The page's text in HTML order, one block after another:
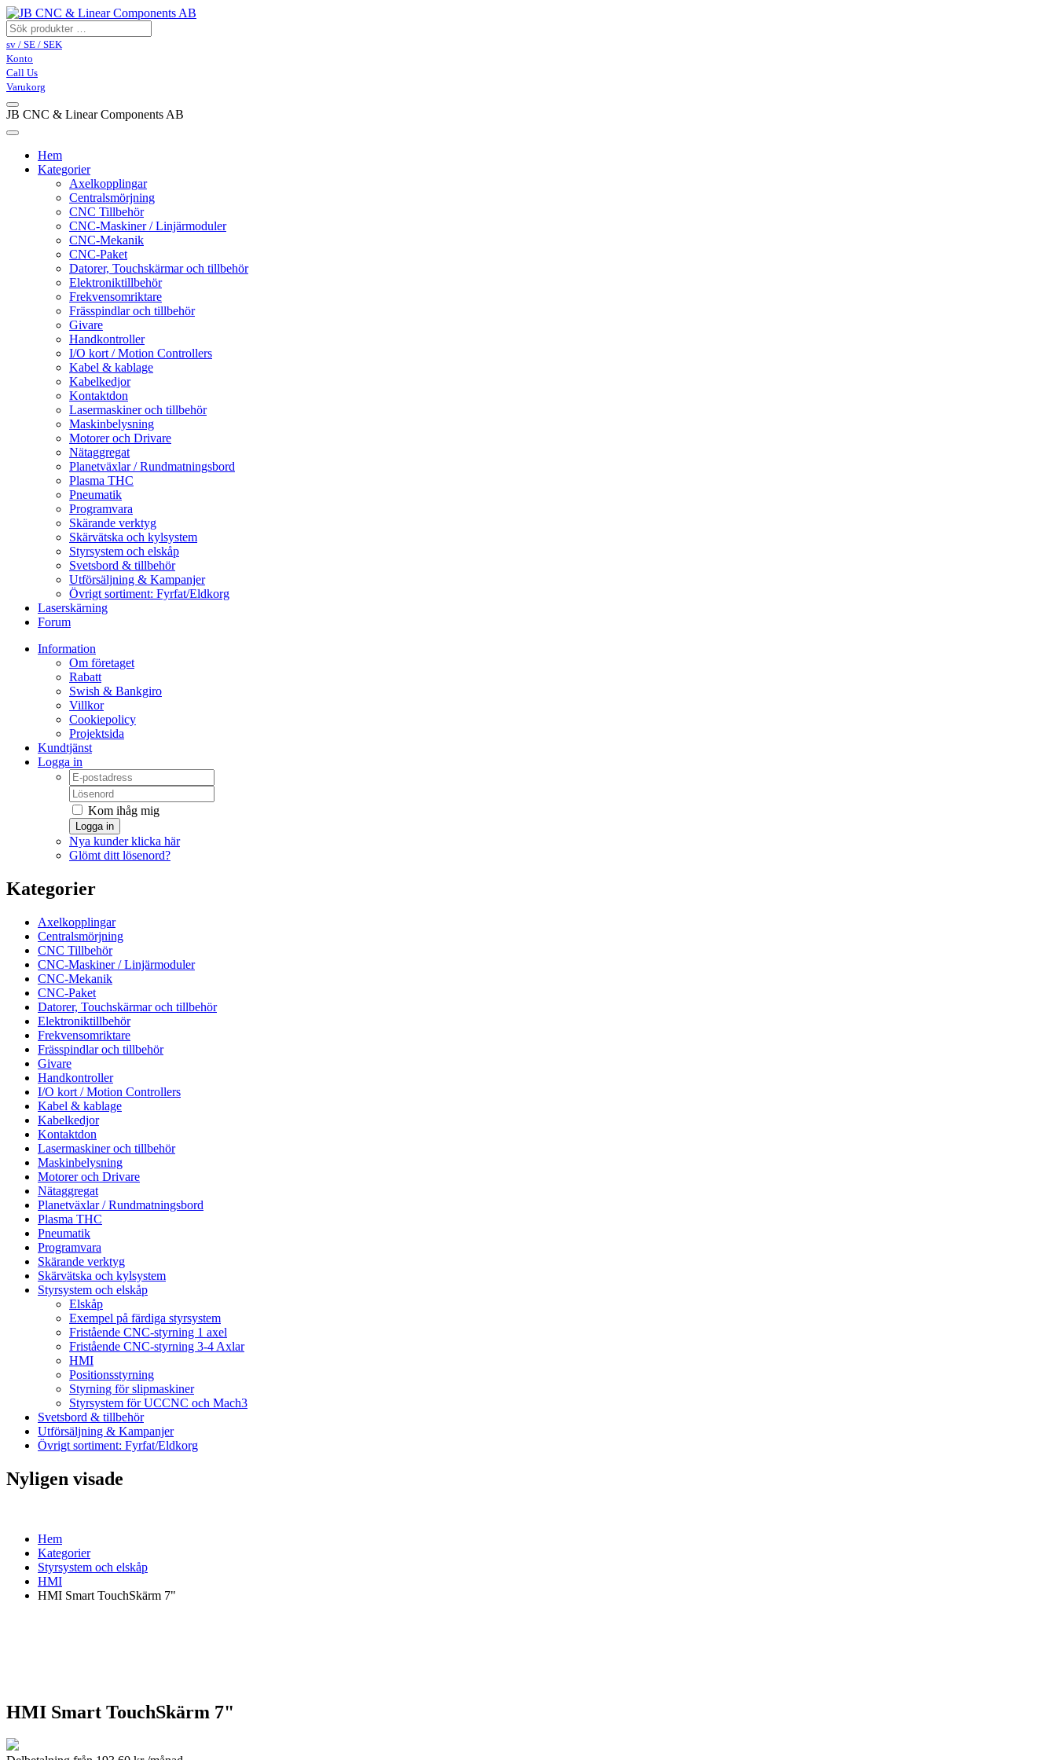
sv / SE / SEK
Konto
Call Us
Varukorg
JB CNC & Linear Components AB
Hem
Kategorier
Axelkopplingar
Centralsmörjning
CNC Tillbehör
CNC-Maskiner / Linjärmoduler
CNC-Mekanik
CNC-Paket
Datorer, Touchskärmar och tillbehör
Elektroniktillbehör
Frekvensomriktare
Frässpindlar och tillbehör
Givare
Handkontroller
I/O kort / Motion Controllers
Kabel & kablage
Kabelkedjor
Kontaktdon
Lasermaskiner och tillbehör
Maskinbelysning
Motorer och Drivare
Nätaggregat
Planetväxlar / Rundmatningsbord
Plasma THC
Pneumatik
Programvara
Skärande verktyg
Skärvätska och kylsystem
Styrsystem och elskåp
Svetsbord & tillbehör
Utförsäljning & Kampanjer
Övrigt sortiment: Fyrfat/Eldkorg
Laserskärning
Forum
Information
Om företaget
Rabatt
Swish & Bankgiro
Villkor
Cookiepolicy
Projektsida
Kundtjänst
Logga in
Kom ihåg mig
Logga in
Nya kunder klicka här
Glömt ditt lösenord?
Kategorier
Axelkopplingar
Centralsmörjning
CNC Tillbehör
CNC-Maskiner / Linjärmoduler
CNC-Mekanik
CNC-Paket
Datorer, Touchskärmar och tillbehör
Elektroniktillbehör
Frekvensomriktare
Frässpindlar och tillbehör
Givare
Handkontroller
I/O kort / Motion Controllers
Kabel & kablage
Kabelkedjor
Kontaktdon
Lasermaskiner och tillbehör
Maskinbelysning
Motorer och Drivare
Nätaggregat
Planetväxlar / Rundmatningsbord
Plasma THC
Pneumatik
Programvara
Skärande verktyg
Skärvätska och kylsystem
Styrsystem och elskåp
Elskåp
Exempel på färdiga styrsystem
Fristående CNC-styrning 1 axel
Fristående CNC-styrning 3-4 Axlar
HMI
Positionsstyrning
Styrning för slipmaskiner
Styrsystem för UCCNC och Mach3
Svetsbord & tillbehör
Utförsäljning & Kampanjer
Övrigt sortiment: Fyrfat/Eldkorg
Nyligen visade
Hem
Kategorier
Styrsystem och elskåp
HMI
HMI Smart TouchSkärm 7"
HMI Smart TouchSkärm 7"